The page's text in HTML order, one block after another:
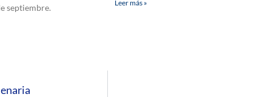
septiembre.
Leer más »